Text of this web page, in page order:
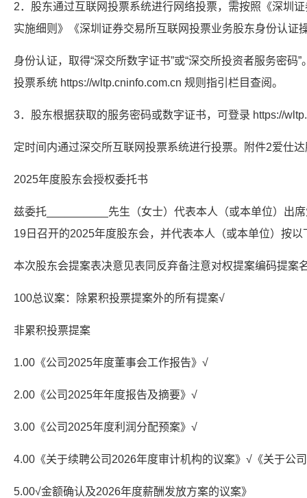
2．股东通过互联网投票系统进行网络投票，需按照《深圳
实施细则》《深圳证券交易所互联网投票业务股东身份认证
身份认证，取得“深交所数字证书”或“深交所投资者服务密码
投票系统 https://wltp.cninfo.com.cn 规则指引栏目查阅。
3．股东根据获取的服务密码或数字证书，可登录 https://
定时间内通过深交所互联网投票系统进行投票。附件2爱仕
2025年度股东会授权委托书
兹委托__________先生（女士）代表本人（或本单位）出
19日召开的2025年度股东会，并代表本人（或本单位）按
本次股东会提案表决意见表同反弃备注意对权提案编码提案
100总议案：除累积投票提案外的所有提案√
非累积投票提案
1.00《公司2025年度董事会工作报告》√
2.00《公司2025年年度报告及摘要》√
3.00《公司2025年度利润分配预案》√
4.00《关于续聘公司2026年度审计机构的议案》√《关于公
5.00√金额确认及2026年度薪酬发放方案的议案》